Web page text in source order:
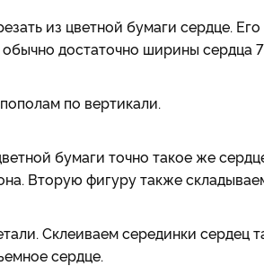
из цветной бумаги сердце.
достаточно ширины сердца
по вертикали.
бумаги точно такое же
Вторую фигуру также
Склеиваем серединки сердец
сердце.